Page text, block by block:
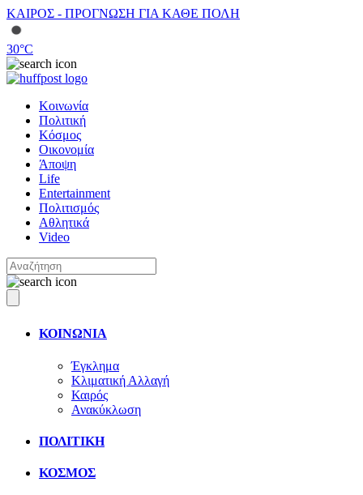
ΚΑΙΡΟΣ - ΠΡΟΓΝΩΣΗ ΓΙΑ ΚΑΘΕ ΠΟΛΗ
30°C
Κοινωνία
Πολιτική
Κόσμος
Οικονομία
Άποψη
Life
Entertainment
Πολιτισμός
Αθλητικά
Video
ΚΟΙΝΩΝΙΑ
Έγκλημα
Κλιματική Αλλαγή
Καιρός
Ανακύκλωση
ΠΟΛΙΤΙΚΗ
ΚΟΣΜΟΣ